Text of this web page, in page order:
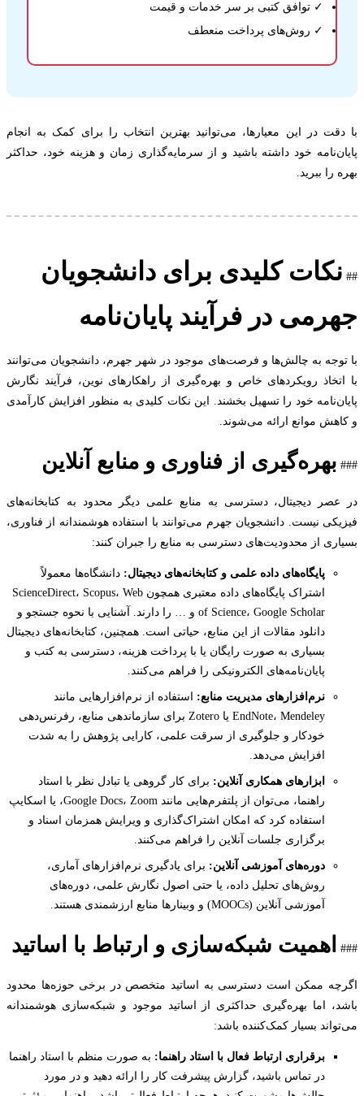
✓ توافق کتبی بر سر خدمات و قیمت
✓ روش‌های پرداخت منعطف
در این معیارها، می‌توانید بهترین انتخاب را برای کمک به انجام
خود داشته باشید و از سرمایه‌گذاری زمان و هزینه خود، حداکثر
ببرید.
کلیدی برای دانشجویان
در فرآیند پایان‌نامه
به چالش‌ها و فرصت‌های موجود در شهر جهرم، دانشجویان می‌توانند
رویکردهای خاص و بهره‌گیری از راهکارهای نوین، فرآیند نگارش
خود را تسهیل بخشند. این نکات کلیدی به منظور افزایش کارآمدی
موانع ارائه می‌شوند.
بهره‌گیری از فناوری و منابع آنلاین
دیجیتال، دسترسی به منابع علمی دیگر محدود به کتابخانه‌های
نیست. دانشجویان جهرم می‌توانند با استفاده هوشمندانه از فناوری،
از محدودیت‌های دسترسی به منابع را جبران کنند:
پایگاه‌های داده علمی و کتابخانه‌های دیجیتال:دانشگاه‌ها معمولاً
اشتراک پایگاه‌های داده معتبری همچون ScienceDirect، Scopus، Web
of Science، Google Scholar و … را دارند. آشنایی با نحوه جستجو و
دانلود مقالات از این منابع، حیاتی است. همچنین، کتابخانه‌های دیجیتال
بسیاری به صورت رایگان یا با پرداخت هزینه، دسترسی به کتب و
پایان‌نامه‌های الکترونیکی را فراهم می‌کنند.
نرم‌افزارهای مدیریت منابع: استفاده از نرم‌افزارهایی مانند
EndNote، Mendeley یا Zotero برای سازماندهی منابع، رفرنس‌دهی
خودکار و جلوگیری از سرقت علمی، کارایی پژوهش را به شدت
افزایش می‌دهد.
ابزارهای همکاری آنلاین: برای کار گروهی یا تبادل نظر با استاد
راهنما، می‌توان از پلتفرم‌هایی مانند Google Docs، Zoom، یا اسکایپ
استفاده کرد که امکان اشتراک‌گذاری و ویرایش همزمان اسناد و
برگزاری جلسات آنلاین را فراهم می‌کنند.
دوره‌های آموزشی آنلاین: برای یادگیری نرم‌افزارهای آماری،
روش‌های تحلیل داده، یا حتی اصول نگارش علمی، دوره‌های
آموزشی آنلاین (MOOCs) و وبینارها منابع ارزشمندی هستند.
اهمیت شبکه‌سازی و ارتباط با اساتید
ممکن است دسترسی به اساتید متخصص در برخی حوزه‌ها محدود
اما بهره‌گیری حداکثری از اساتید موجود و شبکه‌سازی هوشمندانه
بسیار کمک‌کننده باشد:
برقراری ارتباط فعال با استاد راهنما: به صورت منظم با استاد راهنما
در تماس باشید، گزارش پیشرفت کار را ارائه دهید و در مورد